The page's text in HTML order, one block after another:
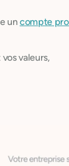
un compte
valeurs,